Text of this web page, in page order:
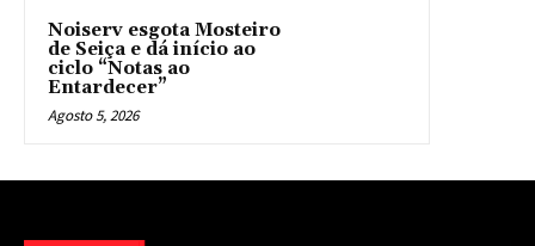
Noiserv esgota Mosteiro
de Seiça e dá início ao
ciclo “Notas ao
Entardecer”
Agosto 5, 2026